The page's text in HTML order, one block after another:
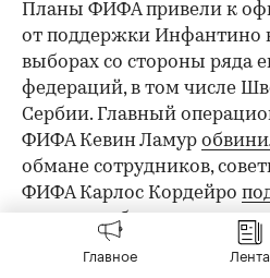
Планы ФИФА привели к
от поддержки Инфантино
выборах со стороны ряда
федераций, в том числе
Сербии. Главный
ФИФА Кевин Ламур
обмане сотрудников,
ФИФА Карлос Кордейро
отдела глобального
Арсен Венгер заявил, что
Главное Лента